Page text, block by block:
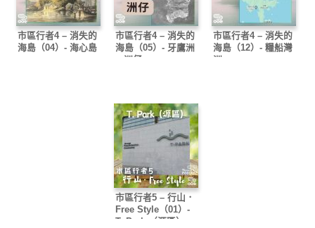
市區行者4 – 消失的
海島（04）- 海心島
市區行者4 – 消失的
海島（05）- 牙鷹洲
+ 洲仔
市區行者4 – 消失的
海島（12）- 糧船灣
洲
市區行者5 – 行山．
Free Style（01）-
T. Park （源區）